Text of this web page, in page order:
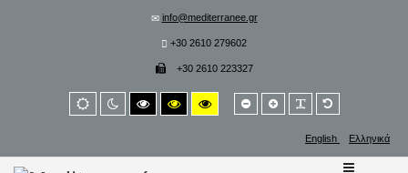
info@mediterranee.gr
+30 2610 279602
+30 2610 223327
Default
mode
Night
mode
High
contrast
High
contrast
High
contrast
Smaller
font
Larger
font
Default
font
English Ελληνικά